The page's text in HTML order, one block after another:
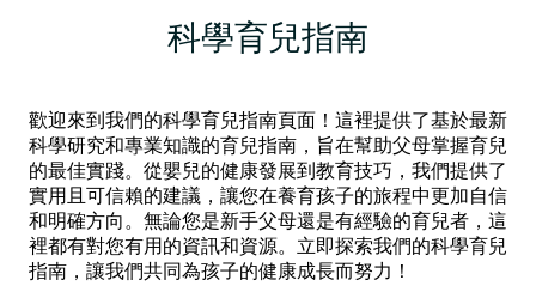
科學育兒指南
歡迎來到我們的科學育兒指南頁面！這裡提供了基於最新
科學研究和專業知識的育兒指南，旨在幫助父母掌握育兒
的最佳實踐。從嬰兒的健康發展到教育技巧，我們提供了
實用且可信賴的建議，讓您在養育孩子的旅程中更加自信
和明確方向。無論您是新手父母還是有經驗的育兒者，這
裡都有對您有用的資訊和資源。立即探索我們的科學育兒
指南，讓我們共同為孩子的健康成長而努力！